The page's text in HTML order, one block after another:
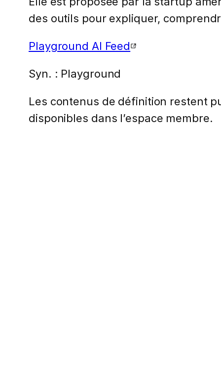
des outils pour expliquer,
Playground AI Feed
Syn. : Playground
Les contenus de définition restent
disponibles dans l’espace membre.